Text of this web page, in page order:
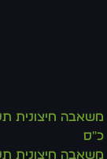
כ"ס